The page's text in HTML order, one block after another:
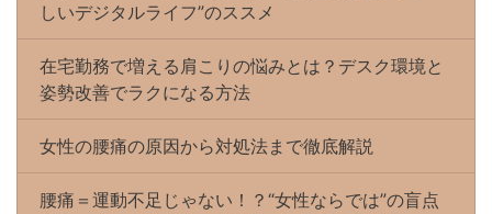
しいデジタルライフ”のススメ
在宅勤務で増える肩こりの悩みとは？デスク環境と
姿勢改善でラクになる方法
女性の腰痛の原因から対処法まで徹底解説
腰痛＝運動不足じゃない！？“女性ならでは”の盲点